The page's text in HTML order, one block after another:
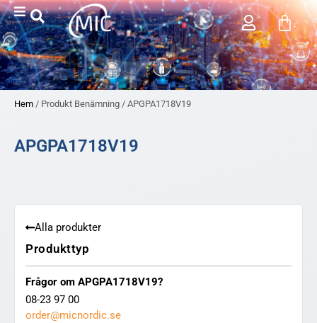
Hem / Produkt Benämning / APGPA1718V19
APGPA1718V19
Alla produkter
Produkttyp
Frågor om APGPA1718V19?
08-23 97 00
order@micnordic.se